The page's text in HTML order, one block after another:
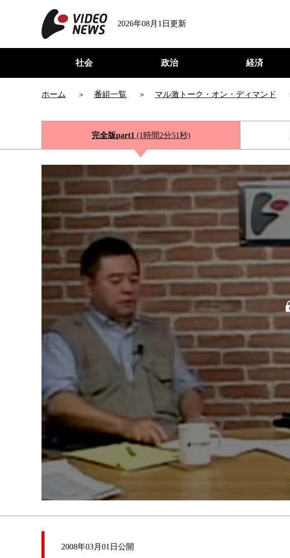
2026年08月1日更新
社会 政治 経済
ホーム 番組一覧 マル激トーク・オン・ディマンド
完全版part1 (1時間2分51秒)
2008年03月01日公開